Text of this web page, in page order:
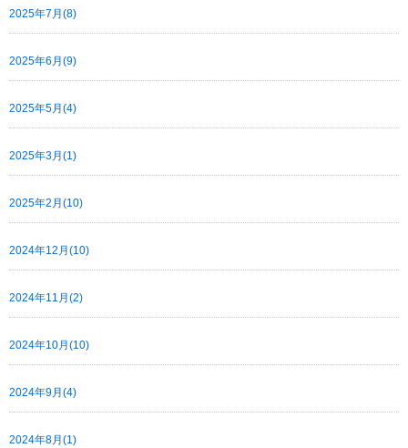
2025年7月(8)
2025年6月(9)
2025年5月(4)
2025年3月(1)
2025年2月(10)
2024年12月(10)
2024年11月(2)
2024年10月(10)
2024年9月(4)
2024年8月(1)